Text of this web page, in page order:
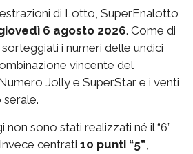
di Lotto, SuperEnalotto
6 agosto 2026. Come di
i numeri delle undici
vincente del
Jolly e SuperStar e i venti
sono stati realizzati né il “6”
invece centrati 10 punti “5”,